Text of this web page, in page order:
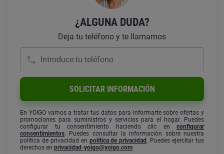
¿ALGUNA DUDA?
Deja tu teléfono y te llamamos
Introduce tu teléfono
SOLICITAR INFORMACIÓN
En YOIGO vamos a tratar tus datos para informarte sobre ofertas y
promociones para suministros y servicios para el hogar. Puedes
configurar tu consentimiento haciendo clic en configurar
consentimientos. Puedes consultar la información sobre nuestra
política de privacidad en política de privacidad . Puedes ejercitar tus
derechos en privacidad-yoigo@yoigo.com